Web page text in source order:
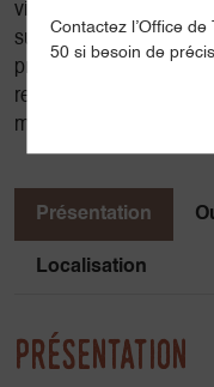
village de montagne
suite logique. Je
proximité car j'adore
relation avec mes
métier.
Présentation
Localisation
Présentation
Contactez l’Office
50 si besoin de